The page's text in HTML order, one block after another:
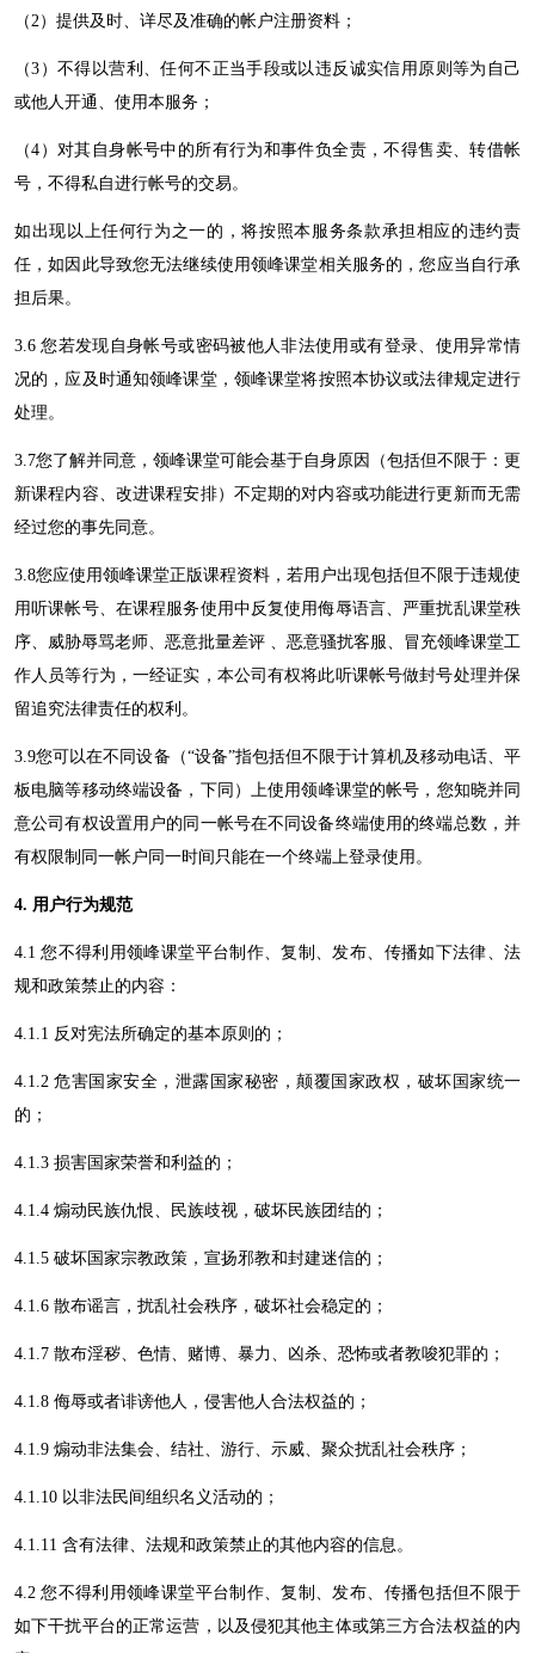
（2）提供及时、详尽及准确的帐户注册资料；
（3）不得以营利、任何不正当手段或以违反诚实信用原则等为自己
或他人开通、使用本服务；
（4）对其自身帐号中的所有行为和事件负全责，不得售卖、转借帐
号，不得私自进行帐号的交易。
如出现以上任何行为之一的，将按照本服务条款承担相应的违约责
任，如因此导致您无法继续使用领峰课堂相关服务的，您应当自行承
担后果。
3.6 您若发现自身帐号或密码被他人非法使用或有登录、使用异常情
况的，应及时通知领峰课堂， 领峰课堂将按照本协议或法律规定进行
处理。
3.7您了解并同意， 领峰课堂可能会基于自身原因（包括但不限于：更
新课程内容、改进课程安排）不定期的对内容或功能进行更新而无需
经过您的事先同意。
3.8您应使用领峰课堂正版课程资料，若用户出现包括但不限于违规使
用听课帐号、在课程服务使用中反复使用侮辱语言、严重扰乱课堂秩
序、威胁辱骂老师、恶意批量差评 、恶意骚扰客服、冒充领峰课堂工
作人员等行为，一经证实，本公司有权将此听课帐号做封号处理并保
留追究法律责任的权利。
3.9您可以在不同设备（“设备”指包括但不限于计算机及移动电话、平
板电脑等移动终端设备，下同）上使用领峰课堂的帐号，您知晓并同
意公司有权设置用户的同一帐号在不同设备终端使用的终端总数，并
有权限制同一帐户同一时间只能在一个终端上登录使用。
4. 用户行为规范
4.1 您不得利用领峰课堂平台制作、复制、发布、传播如下法律、法
规和政策禁止的内容：
4.1.1 反对宪法所确定的基本原则的；
4.1.2 危害国家安全，泄露国家秘密，颠覆国家政权，破坏国家统一
的；
4.1.3 损害国家荣誉和利益的；
4.1.4 煽动民族仇恨、民族歧视，破坏民族团结的；
4.1.5 破坏国家宗教政策，宣扬邪教和封建迷信的；
4.1.6 散布谣言，扰乱社会秩序，破坏社会稳定的；
4.1.7 散布淫秽、色情、赌博、暴力、凶杀、恐怖或者教唆犯罪的；
4.1.8 侮辱或者诽谤他人，侵害他人合法权益的；
4.1.9 煽动非法集会、结社、游行、示威、聚众扰乱社会秩序；
4.1.10 以非法民间组织名义活动的；
4.1.11 含有法律、法规和政策禁止的其他内容的信息。
4.2 您不得利用领峰课堂平台制作、复制、发布、传播包括但不限于
如下干扰平台的正常运营，以及侵犯其他主体或第三方合法权益的内